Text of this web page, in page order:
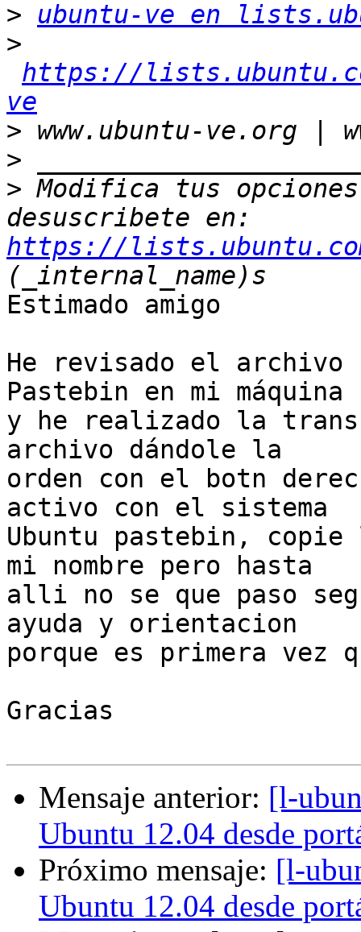
>
ubuntu-ve en
>
https://
ve
>
>
> Modifica tus
https://
Estimado amigo
He revisado el
Pastebin en mi máquina
y he realizado la
archivo dándole la
orden con el botn
activo con el sistema
Ubuntu pastebin,
mi nombre pero hasta
alli no se que paso
ayuda y orientacion
porque es primera vez
Gracias
Mensaje anterior: [l-
Ubuntu 12.04 desde
Próximo mensaje: [l-
Ubuntu 12.04 desde